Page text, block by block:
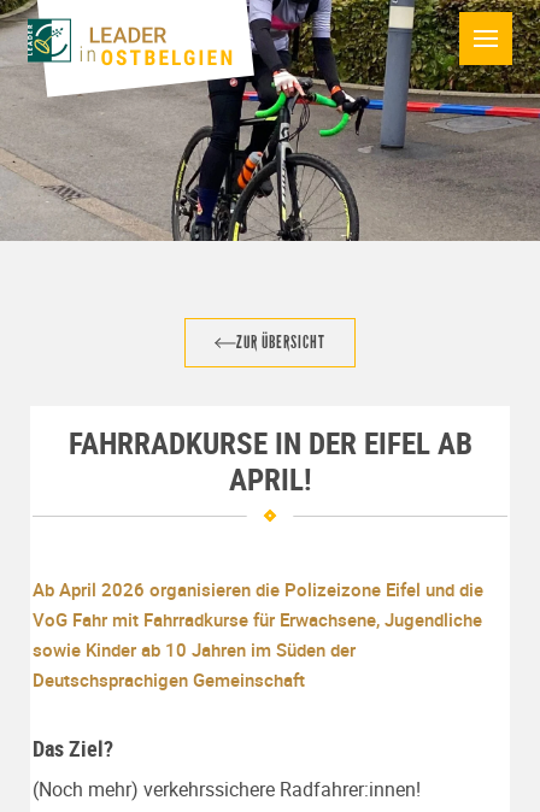
ZUR ÜBERSICHT
FAHRRADKURSE IN DER EIFEL AB
APRIL!
Ab April 2026 organisieren die Polizeizone Eifel und die
VoG Fahr mit Fahrradkurse für Erwachsene, Jugendliche
sowie Kinder ab 10 Jahren im Süden der
Deutschsprachigen Gemeinschaft
Das Ziel?
(Noch mehr) verkehrssichere Radfahrer:innen!